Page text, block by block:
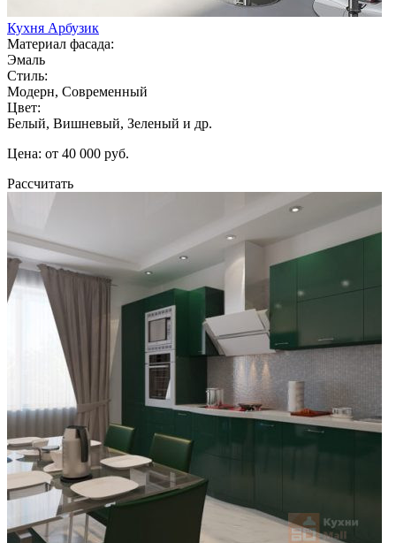
Кухня Арбузик
Материал фасада:
Эмаль
Стиль:
Модерн, Современный
Цвет:
Белый, Вишневый, Зеленый и др.
Цена: от 40 000 руб.
Рассчитать